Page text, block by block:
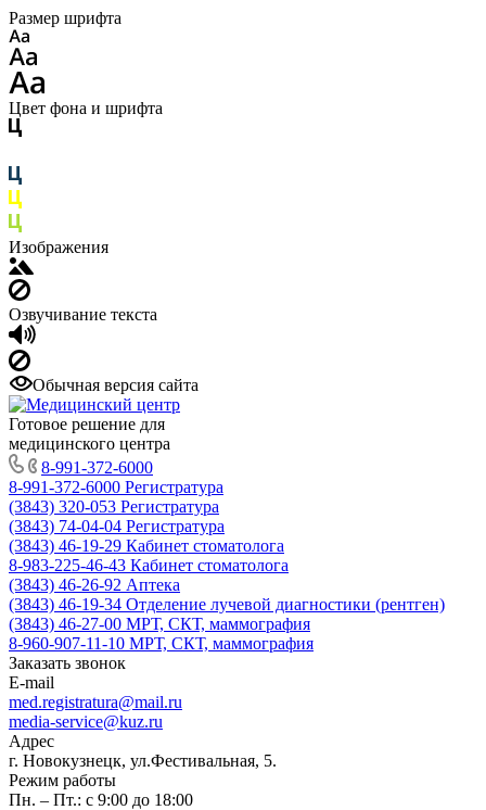
Размер шрифта
Цвет фона и шрифта
Изображения
Озвучивание текста
Обычная версия сайта
Готовое решение для
медицинского центра
8-991-372-6000
8-991-372-6000 Регистратура
(3843) 320-053 Регистратура
(3843) 74-04-04 Регистратура
(3843) 46-19-29 Кабинет стоматолога
8-983-225-46-43 Кабинет стоматолога
(3843) 46-26-92 Аптека
(3843) 46-19-34 Отделение лучевой диагностики (рентген)
(3843) 46-27-00 МРТ, СКТ, маммография
8-960-907-11-10 МРТ, СКТ, маммография
Заказать звонок
E-mail
med.registratura@mail.ru
media-service@kuz.ru
Адрес
г. Новокузнецк, ул.Фестивальная, 5.
Режим работы
Пн. – Пт.: с 9:00 до 18:00